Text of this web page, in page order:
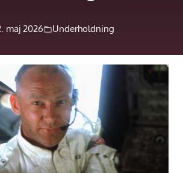
maj 2026 Underholdning